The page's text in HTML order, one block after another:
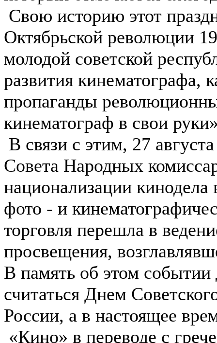
Свою историю этот
Октябрьской революции
молодой советской
развития кинематографа,
пропаганды
кинематограф в свои
В связи с этим, 27
Совета Народных
национализации кинодела
фото - и
торговля перешла в
просвещения,
В память об этом событии
считаться Днем
России, а в настоящее
«Кино» в переводе с